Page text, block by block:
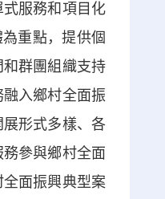
服務和項目化
重點，提供個
群團組織支持
入鄉村全面振
形式多樣、各
參與鄉村全面
面振興典型案